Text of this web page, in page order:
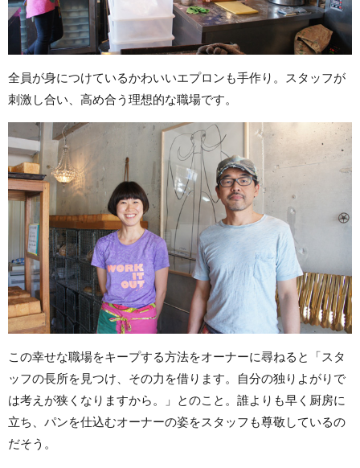
全員が身につけているかわいいエプロンも手作り。スタッフが
刺激し合い、高め合う理想的な職場です。
この幸せな職場をキープする方法をオーナーに尋ねると「スタ
ッフの長所を見つけ、その力を借ります。自分の独りよがりで
は考えが狭くなりますから。」とのこと。誰よりも早く厨房に
立ち、パンを仕込むオーナーの姿をスタッフも尊敬しているの
だそう。